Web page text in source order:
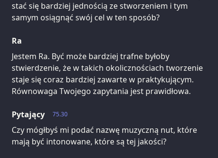
stać się bardziej jednością ze stworzeniem i tym
samym osiągnąć swój cel w ten sposób?
Ra
Jestem Ra. Być może bardziej trafne byłoby
stwierdzenie, że w takich okolicznościach tworzenie
staje się coraz bardziej zawarte w praktykującym.
Równowaga Twojego zapytania jest prawidłowa.
75.30
Pytający
Czy mógłbyś mi podać nazwę muzyczną nut, które
mają być intonowane, które są tej jakości?